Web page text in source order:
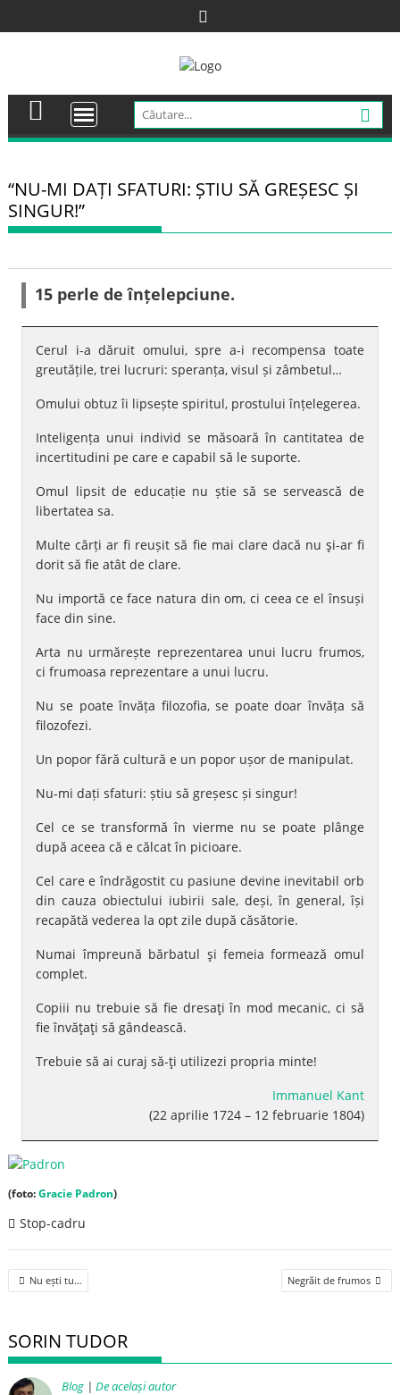
to
“NU-MI DAȚI SFATURI: ȘTIU SĂ GREȘESC ȘI
SINGUR!”
15 perle de înțelepciune.
Cerul i-a dăruit omului, spre a-i recompensa toate
greutățile, trei lucruri: speranța, visul și zâmbetul…
Omului obtuz îi lipsește spiritul, prostului înțelegerea.
Inteligența unui individ se măsoară în cantitatea de
incertitudini pe care e capabil să le suporte.
Omul lipsit de educație nu știe să se servească de
libertatea sa.
Multe cărți ar fi reușit să fie mai clare dacă nu şi-ar fi
dorit să fie atât de clare.
Nu importă ce face natura din om, ci ceea ce el însuși
face din sine.
Arta nu urmărește reprezentarea unui lucru frumos,
ci frumoasa reprezentare a unui lucru.
Nu se poate învăța filozofia, se poate doar învăța să
filozofezi.
Un popor fără cultură e un popor ușor de manipulat.
Nu-mi dați sfaturi: știu să greșesc și singur!
Cel ce se transformă în vierme nu se poate plânge
după aceea că e călcat în picioare.
Cel care e îndrăgostit cu pasiune devine inevitabil orb
din cauza obiectului iubirii sale, deși, în general, își
recapătă vederea la opt zile după căsătorie.
Numai împreună bărbatul şi femeia formează omul
complet.
Copiii nu trebuie să fie dresaţi în mod mecanic, ci să
fie învăţaţi să gândească.
Trebuie să ai curaj să-ţi utilizezi propria minte!
Immanuel Kant
(22 aprilie 1724 – 12 februarie 1804)
(foto:Gracie Padron)
Stop-cadru
Post
navigation
Nu ești tu… Negrăit de frumos
SORIN TUDOR
Blog |De același autor